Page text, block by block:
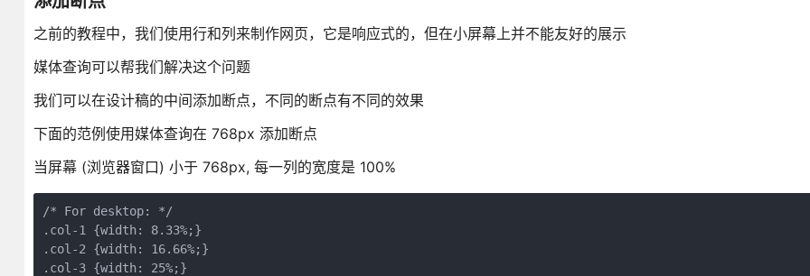
之前的教程中，我们使用行和列来制作网页，它是响应式的，但在小屏幕上并不能友好的展示
媒体查询可以帮我们解决这个问题
我们可以在设计稿的中间添加断点，不同的断点有不同的效果
下面的范例使用媒体查询在 768px 添加断点
当屏幕 (浏览器窗口) 小于 768px, 每一列的宽度是 100%
/* For desktop: */
.col-1 {width: 8.33%;}
.col-2 {width: 16.66%;}
.col-3 {width: 25%;}